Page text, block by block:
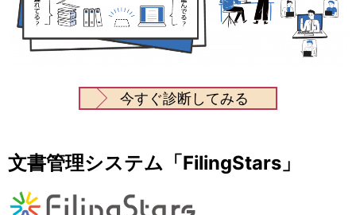
今すぐ診断してみる
文書管理システム「FilingStars」